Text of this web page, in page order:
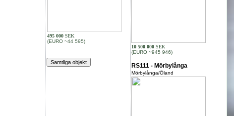
495 000SEK
(EURO ~44 595)
10 500 000SEK
(EURO ~945 946)
RS111 - Mörbylånga
Mörbylånga/Öland